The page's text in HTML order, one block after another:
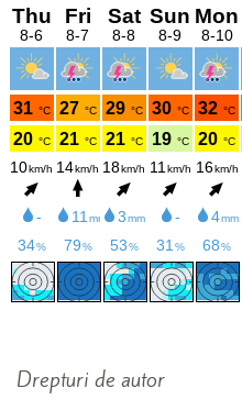
Drepturi de autor